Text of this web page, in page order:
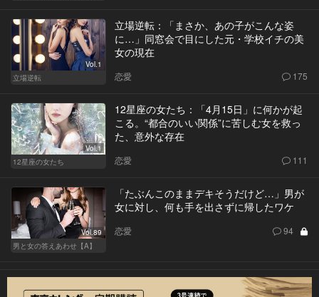
Vol.1
立場逆転
立場逆転：「まさか、あの子がこんな姿
に…」同窓会で目にした元・学校イチの美
女の現在
恋愛 175
Vol.1
12星座の女たち
12星座の女たち：「4月15日」に何かが起
こる。“都合のいい関係”に苦しむ女を救っ
た、意外な存在
恋愛 111
Vol.89
男と女の答えあわせ【A】
「たぶんこのままデキそうだけど…」男が
女に対し、何も手を出さずに帰したワケ
恋愛 94